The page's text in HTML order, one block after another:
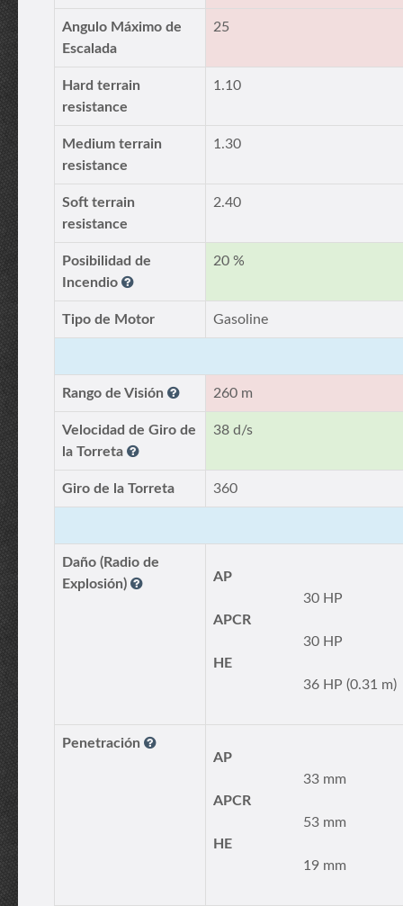
Angulo Máximo de
Escalada
25
Hard terrain
resistance
1.10
Medium terrain
resistance
1.30
Soft terrain
resistance
2.40
Posibilidad de
Incendio
20 %
Tipo de Motor Gasoline
Rango de Visión 260 m
Velocidad de Giro de
la Torreta
38 d/s
Giro de la Torreta 360
Daño (Radio de
Explosión)
AP
30 HP
APCR
30 HP
HE
36 HP (0.31 m)
Penetración
AP
33 mm
APCR
53 mm
HE
19 mm